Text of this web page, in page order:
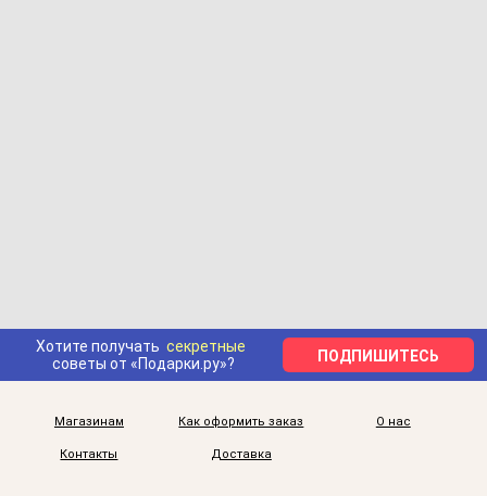
Хотите получать секретные
советы от «Подарки.ру»?
ПОДПИШИТЕСЬ
Магазинам Как оформить заказ О нас
Контакты Доставка